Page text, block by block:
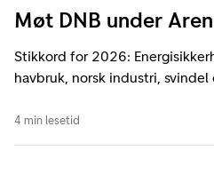
Møt DNB under
Stikkord for 2026:
havbruk, norsk industri,
4 min lesetid